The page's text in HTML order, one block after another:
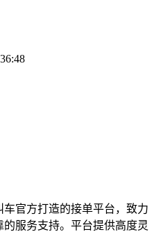
官方打造的接单平台，致力
服务支持。平台提供高度灵